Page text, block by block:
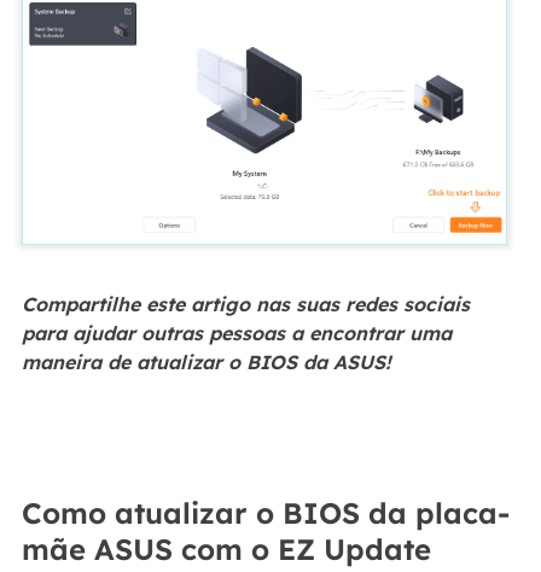
Compartilhe este artigo nas suas redes sociais
para ajudar outras pessoas a encontrar uma
maneira de atualizar o BIOS da ASUS!
Como atualizar o BIOS da placa-
mãe ASUS com o EZ Update